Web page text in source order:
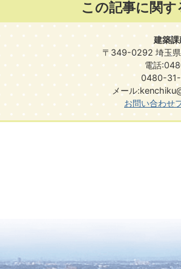
この記事に関
建築
〒349-0292 埼玉
電話
0480-
メール
お問い合わせ